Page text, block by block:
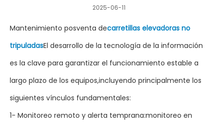
2025-06-11
Mantenimiento posventa decarretillas elevadoras no
tripuladasEl desarrollo de la tecnología de la información
es la clave para garantizar el funcionamiento estable a
largo plazo de los equipos,incluyendo principalmente los
siguientes vínculos fundamentales:
1- Monitoreo remoto y alerta temprana:monitoreo en